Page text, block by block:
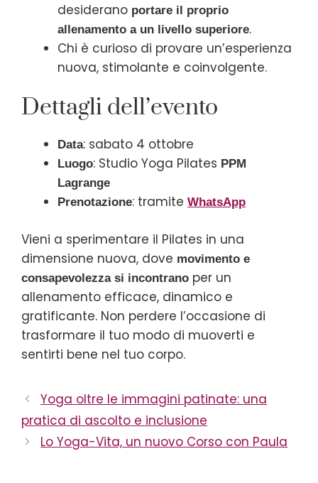
desiderano portare il proprio
allenamento a un livello superiore.
Chi è curioso di provare un’esperienza
nuova, stimolante e coinvolgente.
Dettagli dell’evento
Data: sabato 4 ottobre
Luogo: Studio Yoga Pilates PPM
Lagrange
Prenotazione: tramite WhatsApp
Vieni a sperimentare il Pilates in una
dimensione nuova, dove movimento e
consapevolezza si incontrano per un
allenamento efficace, dinamico e
gratificante. Non perdere l’occasione di
trasformare il tuo modo di muoverti e
sentirti bene nel tuo corpo.
Yoga oltre le immagini patinate: una
pratica di ascolto e inclusione
Lo Yoga-Vita, un nuovo Corso con Paula